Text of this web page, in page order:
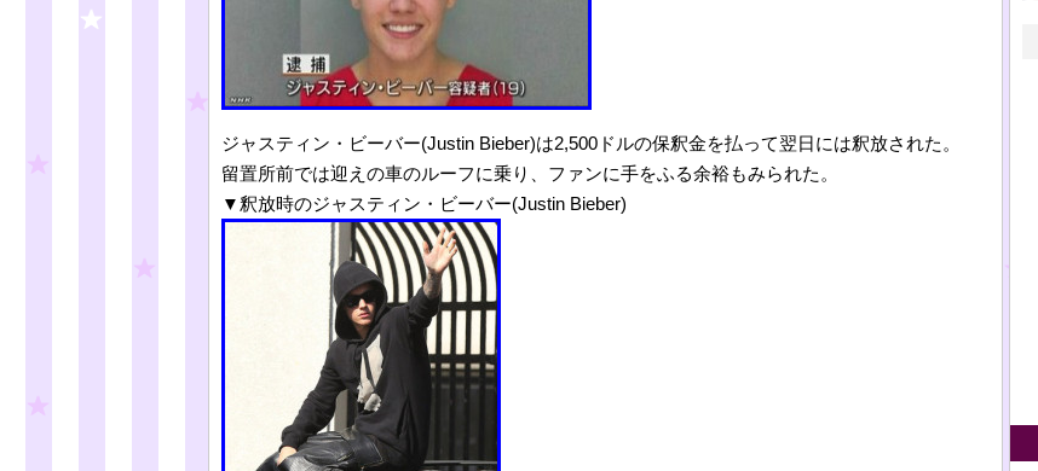
ジャスティン・ビーバー(Justin Bieber)は2,500ドルの保釈金を払って翌日には釈放された。
留置所前では迎えの車のルーフに乗り、ファンに手をふる余裕もみられた。
▼釈放時のジャスティン・ビーバー(Justin Bieber)